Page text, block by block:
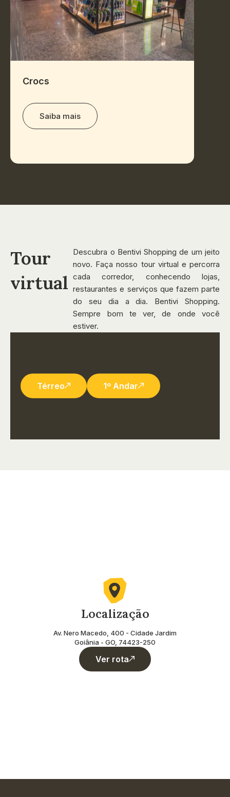
Crocs
Saiba mais
Tour
virtual
Descubra o Bentivi Shopping de um jeito
novo. Faça nosso tour virtual e percorra
cada corredor, conhecendo lojas,
restaurantes e serviços que fazem parte
do seu dia a dia. Bentivi Shopping.
Sempre bom te ver, de onde você
estiver.
Térreo 1º Andar
Localização
Av. Nero Macedo, 400 - Cidade Jardim
Goiânia - GO, 74423-250
Ver rota